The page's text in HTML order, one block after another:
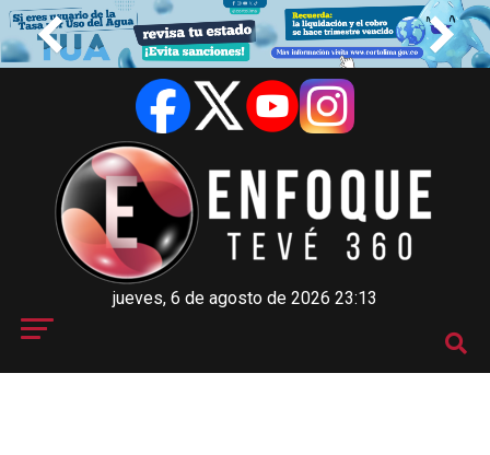
jueves, 6 de agosto de 2026 23:13